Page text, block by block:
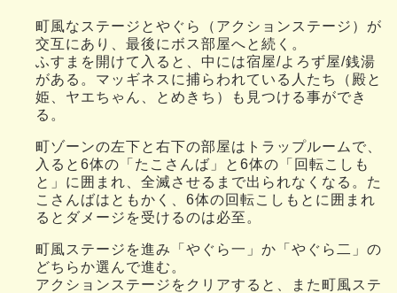
町風なステージとやぐら（アクションステージ）が
交互にあり、最後にボス部屋へと続く。
ふすまを開けて入ると、中には宿屋/よろず屋/銭湯
がある。マッギネスに捕らわれている人たち（殿と
姫、ヤエちゃん、とめきち）も見つける事ができ
る。
町ゾーンの左下と右下の部屋はトラップルームで、
入ると6体の「たこさんば」と6体の「回転こしも
と」に囲まれ、全滅させるまで出られなくなる。た
こさんばはともかく、6体の回転こしもとに囲まれ
るとダメージを受けるのは必至。
町風ステージを進み「やぐら一」か「やぐら二」の
どちらか選んで進む。
アクションステージをクリアすると、また町風ステ